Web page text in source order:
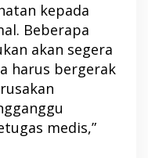
kepada
Beberapa
akan segera
harus bergerak
medis,”